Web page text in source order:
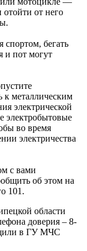
отойти от него
спортом, бегать
и пот могут
к металлическим
электрической
электробытовые
во время
электричества
с вами
об этом на
101.
области
доверия – 8-
в ГУ МЧС